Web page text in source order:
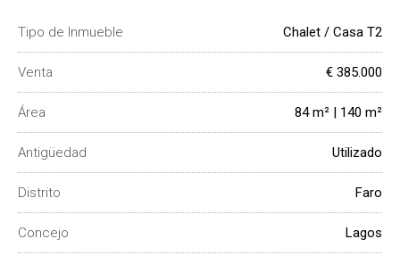
Tipo de Inmueble Chalet / Casa T2
Venta € 385.000
Área 84 m² | 140 m²
Antigüedad Utilizado
Distrito Faro
Concejo Lagos